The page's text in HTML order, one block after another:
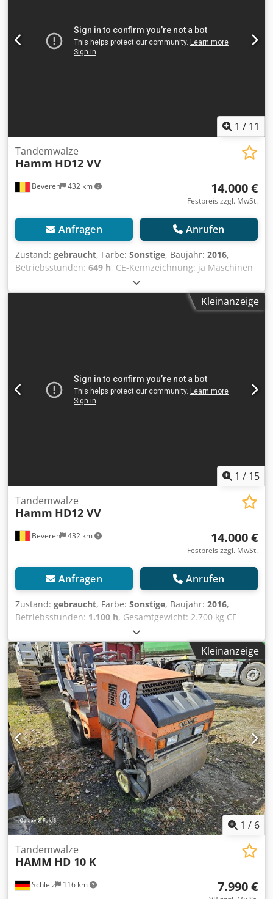
gerne auf Niederländisch, Englisch, Französisch, Deutsch,
Spanisch und Russisch. Entdecken Sie unser breites
Sortiment an zuverlässigen Maschinen.
1 / 11
Beveren 432 km
Tandemwalze
Hamm HD12 VV
14.000 €
Festpreis zzgl. MwSt.
Anfragen Anrufen
Zustand: gebraucht, Farbe: Sonstige, Baujahr: 2016,
Betriebsstunden: 649 h, CE-Kennzeichnung: ja Maschinen
zum Verkauf! Stöbern Sie auf unserer Website und
entdecken Sie eine Vielzahl von Maschinen zum sofortigen
Kauf. Wir verfügen über weitere Optionen, die online nicht
Sie auf Niederländisch, Englisch, Französisch, Deutsch,
Spanisch und Russisch. Entdecken Sie unser
umfangreiches Angebot an zuverlässigen Maschinen.
Kleinanzeige
1 / 15
Beveren 432 km
Tandemwalze
Hamm HD12 VV
14.000 €
Festpreis zzgl. MwSt.
Anfragen Anrufen
Zustand: gebraucht, Farbe: Sonstige, Baujahr: 2016,
Betriebsstunden: 1.100 h, Gesamtgewicht: 2.700 kg CE-
Kennzeichnung: ja Seriennummer: H2007793 Dedpfx Asy R
Uq Ejcpock Maschinen zu verkaufen! Besuchen Sie unsere
Website und entdecken Sie eine Vielzahl sofort
verfügbarer Maschinen. Wir bieten mehr Maschinen an als
online gelistet – rufen Sie uns gerne jederzeit an oder
senden Sie uns eine E-Mail. Alle unsere Maschinen sind
vollständig gewartet und auf Zuverlässigkeit geprüft.
Benötigen Sie Bilder? Kontaktieren Sie uns, wir senden sie
Ihnen umgehend zu. Wir unterstützen Sie auf
Niederländisch, Englisch, Französisch, Deutsch, Spanisch
und Russisch. Entdecken Sie unser umfangreiches
Angebot an zuverlässigen Maschinen.
Kleinanzeige
1 / 6
Schleiz 116 km
Tandemwalze
HAMM HD 10 K
7.990 €